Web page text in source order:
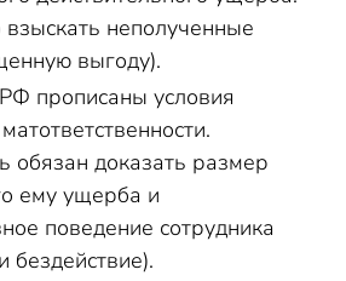
неполученные
выгоду).
прописаны условия
обязан доказать размер
ему ущерба и
поведение сотрудника
бездействие).